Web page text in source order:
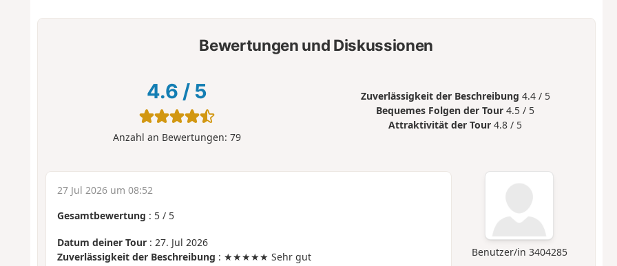
Bewertungen und Diskussionen
4.6 / 5
Anzahl an Bewertungen: 79
Zuverlässigkeit der Beschreibung 4.4 / 5
Bequemes Folgen der Tour 4.5 / 5
Attraktivität der Tour 4.8 / 5
Benutzer/in 3404285
27 Jul 2026 um 08:52
Gesamtbewertung : 5/ 5
Datum deiner Tour: 27. Jul 2026
Zuverlässigkeit der Beschreibung : ★★★★★ Sehr gut